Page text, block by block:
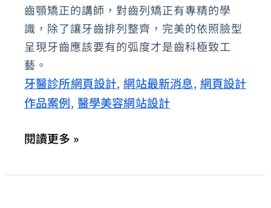
齒顎矯正的講師，對齒列矯正有專精的學
識，除了讓牙齒排列整齊，完美的依照臉型
呈現牙齒應該要有的弧度才是齒科極致工
藝。
牙醫診所網頁設計, 網站最新消息, 網頁設計
作品案例, 醫學美容網站設計
診
所：
隱
形
矯
正、
童
閱讀更多 »